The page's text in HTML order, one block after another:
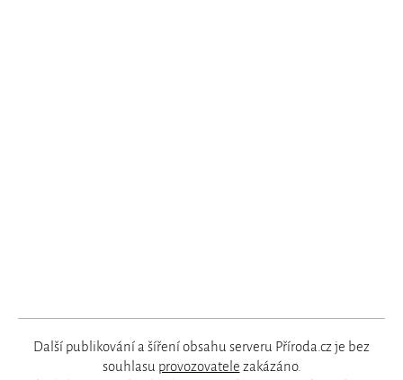
Další publikování a šíření obsahu serveru Příroda.cz je bez
souhlasu provozovatele zakázáno.